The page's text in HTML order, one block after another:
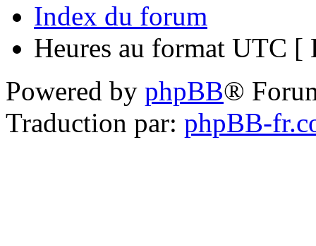
Index du forum
Heures au format UTC [
Powered by phpBB®
Traduction par: phpBB-